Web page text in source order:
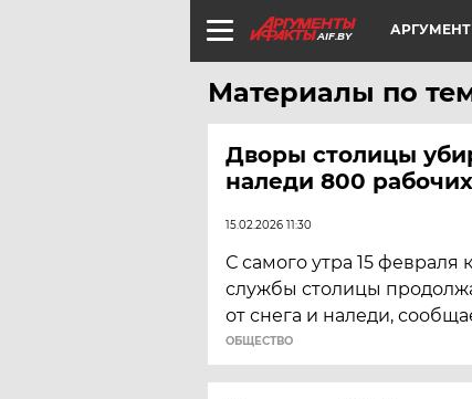
AIF.BY
Материалы по
Дворы столицы
наледи 800
15.02.2026 11:30
С самого утра 15
службы столицы
от снега и наледи,
ОБЩЕСТВО